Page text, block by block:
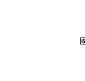
啟了他的知名度
自學有成的荀貝
時，遇到亦師亦
真正發揮其影響